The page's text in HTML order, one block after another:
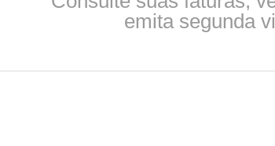
emita segunda